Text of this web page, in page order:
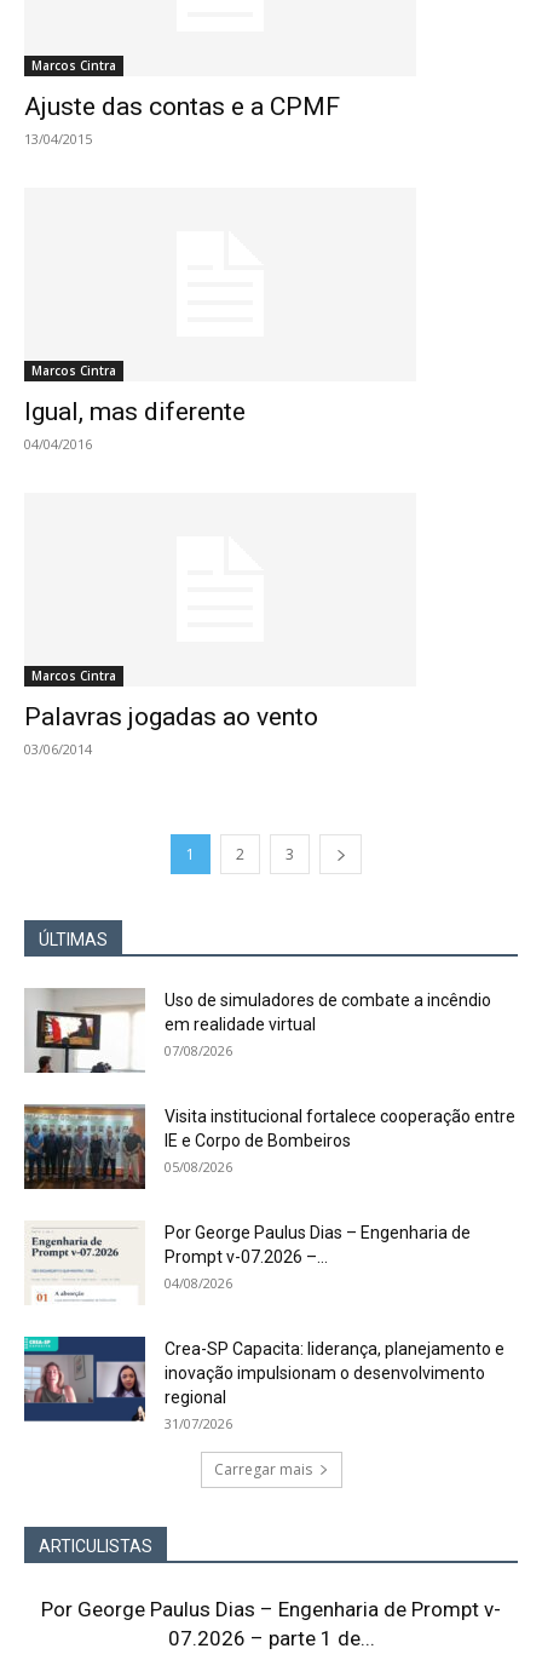
Marcos Cintra
Ajuste das contas e a CPMF
13/04/2015
Marcos Cintra
Igual, mas diferente
04/04/2016
Marcos Cintra
Palavras jogadas ao vento
03/06/2014
1 2 3
ÚLTIMAS
Uso de simuladores de combate a incêndio
em realidade virtual
07/08/2026
Visita institucional fortalece cooperação entre
IE e Corpo de Bombeiros
05/08/2026
Por George Paulus Dias – Engenharia de
Prompt v-07.2026 –...
04/08/2026
Crea-SP Capacita: liderança, planejamento e
inovação impulsionam o desenvolvimento
regional
31/07/2026
Carregar mais
ARTICULISTAS
Por George Paulus Dias – Engenharia de Prompt v-
07.2026 – parte 1 de...